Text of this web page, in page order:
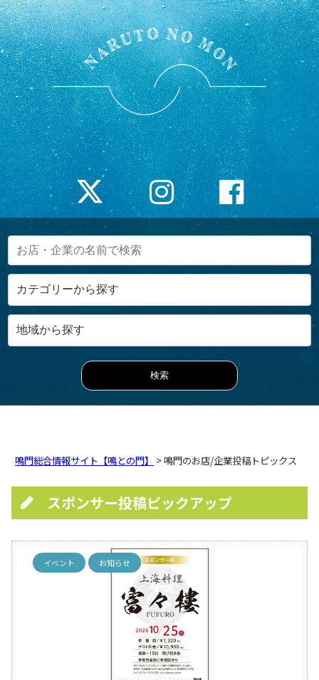
鳴門総合情報サイト【鳴との門】 > 鳴門のお店/企業投稿トピックス
スポンサー投稿ピックアップ
イベント お知らせ